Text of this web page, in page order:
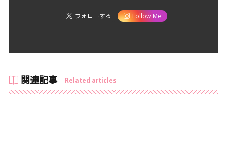
フォローする Follow Me
関連記事 Related articles